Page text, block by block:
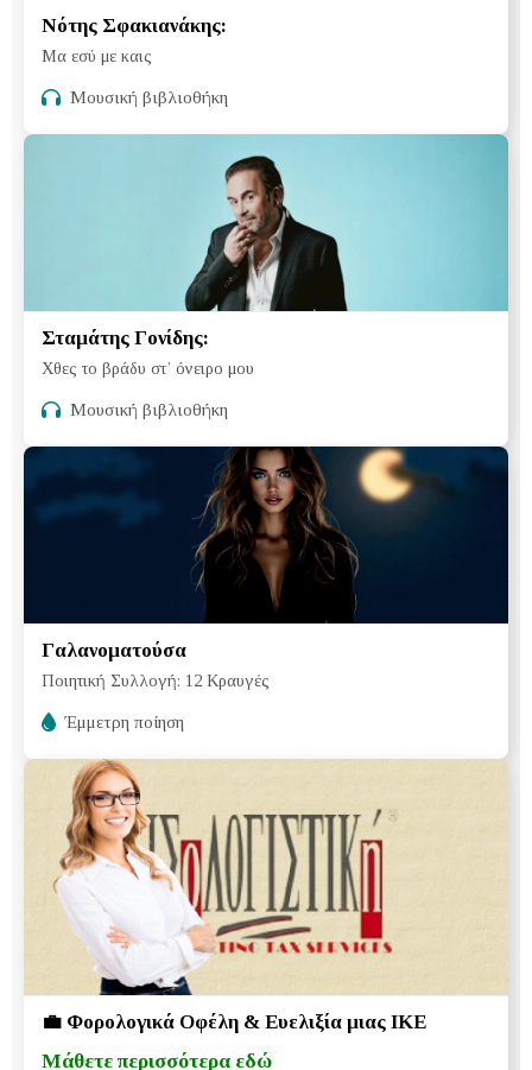
Νότης Σφακιανάκης:
Μα εσύ με καις
Μουσική βιβλιοθήκη
Σταμάτης Γονίδης:
Χθες το βράδυ στ’ όνειρο μου
Μουσική βιβλιοθήκη
Γαλανοματούσα
Ποιητική Συλλογή: 12 Κραυγές
Έμμετρη ποίηση
💼 Φορολογικά Οφέλη & Ευελιξία μιας ΙΚΕ
Μάθετε περισσότερα εδώ